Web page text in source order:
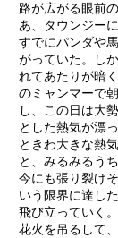
路が広がる眼前
あ、タウンジー
すでにパンダや
がっていた。し
れてあたりが暗
のミャンマーで
し、この日は大
とした熱気が漂
ときわ大きな熱
と、みるみるう
今にも張り裂け
いう限界に達し
飛び立っていく
花火を吊るして